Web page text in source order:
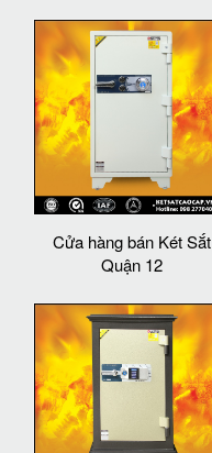
Cửa hàng bán Két Sắt
Quận 12